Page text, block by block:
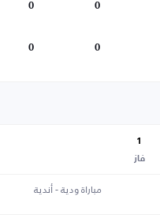
0
0
0
0
1
فاز
مباراة ودية - أندية